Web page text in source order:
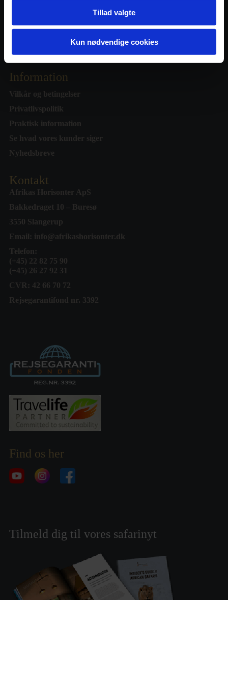
Tillad valgte
Kun nødvendige cookies
Namibia
Information
Vilkår og betingelser
Privatlivspolitik
Praktisk information
Se hvad vores kunder siger
Nyhedsbreve
Kontakt
Afrikas Horisonter ApS
Bakkedraget 10 – Buresø
3550 Slangerup
Email: info@afrikashorisonter.dk
Telefon:
(+45) 22 82 75 90
(+45) 26 27 92 31
CVR: 42 66 70 72
Rejsegarantifond nr. 3392
Find os her
Tilmeld dig til vores safarinyt